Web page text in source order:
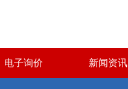
电子询价 新闻资讯